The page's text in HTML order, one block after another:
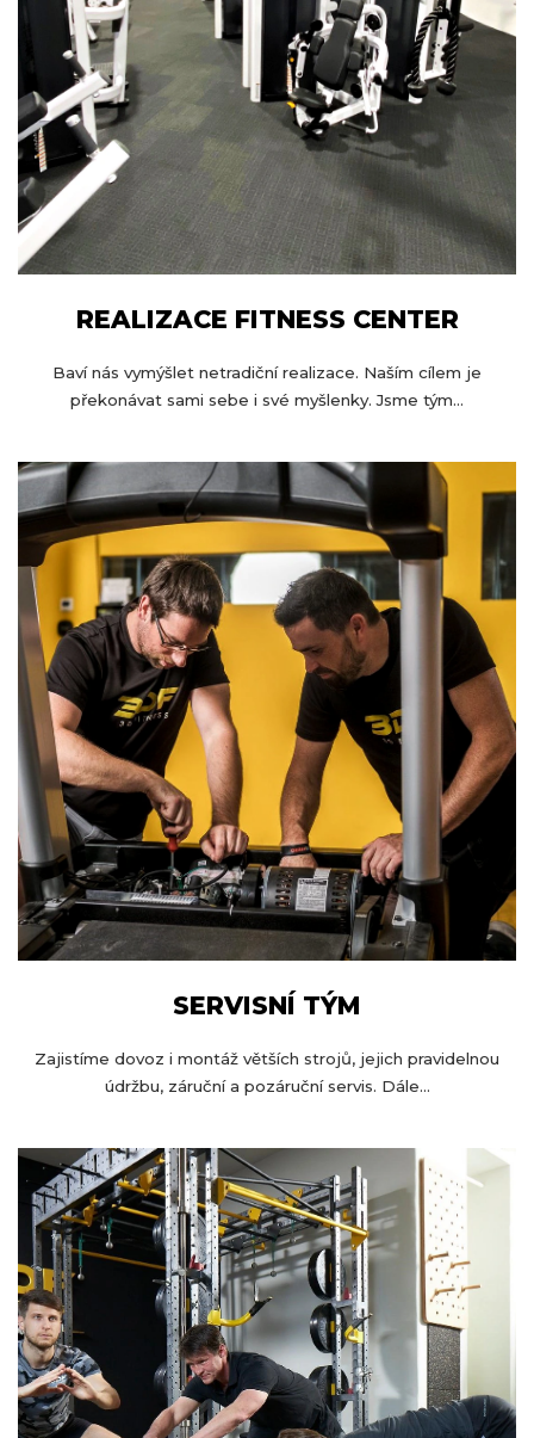
REALIZACE FITNESS CENTER
Baví nás vymýšlet netradiční realizace. Naším cílem je
překonávat sami sebe i své myšlenky. Jsme tým...
SERVISNÍ TÝM
Zajistíme dovoz i montáž větších strojů, jejich pravidelnou
údržbu, záruční a pozáruční servis. Dále...